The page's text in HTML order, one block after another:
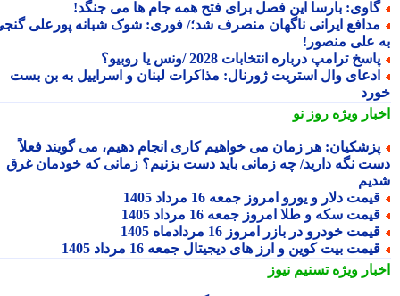
بارسا این فصل برای فتح همه جام ها می جنگد!
ایرانی ناگهان منصرف شد؛/ فوری: شوک شبانه پورعلی گنجی
علی منصور!
ترامپ درباره انتخابات 2028 /ونس یا روبیو؟
وال استریت ژورنال: مذاکرات لبنان و اسراییل به بن بست
ویژهروز نو
هر زمان می خواهیم کاری انجام دهیم، می گویند فعلاً
نگه دارید/ چه زمانی باید دست بزنیم؟ زمانی که خودمان غرق
دلار و یورو امروز جمعه 16 مرداد 1405
سکه و طلا امروز جمعه 16 مرداد 1405
خودرو در بازر امروز 16 مردادماه 1405
بیت کوین و ارز های دیجیتال جمعه 16 مرداد 1405
ویژهتسنیم نیوز